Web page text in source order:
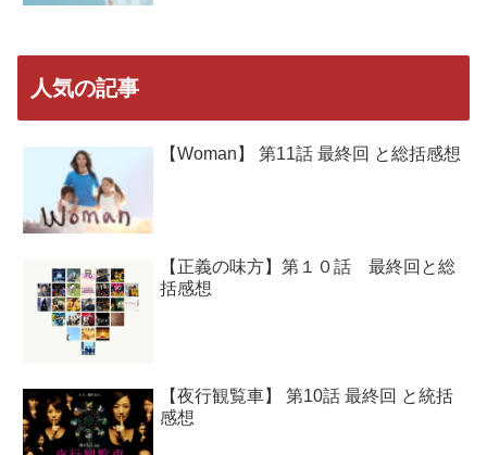
人気の記事
【Woman】 第11話 最終回 と総括感想
【正義の味方】第１０話 最終回と総
括感想
【夜行観覧車】 第10話 最終回 と統括
感想